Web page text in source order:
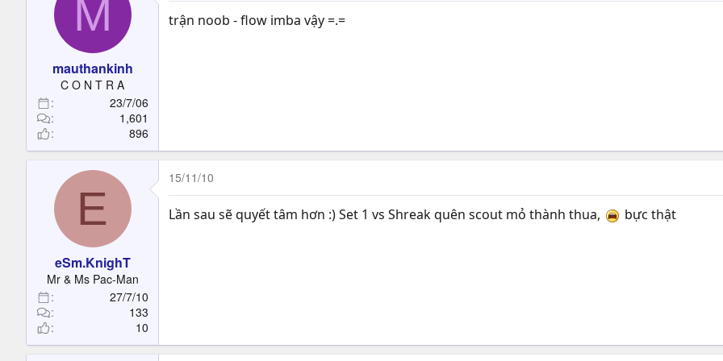
M
mauthankinh
C O N T R A
23/7/06
1,601
896
trận noob - flow imba vậy =.=
E
eSm.KnighT
Mr & Ms Pac-Man
27/7/10
133
10
15/11/10
Lần sau sẽ quyết tâm hơn :) Set 1 vs Shreak quên scout mỏ thành thua, bực thật